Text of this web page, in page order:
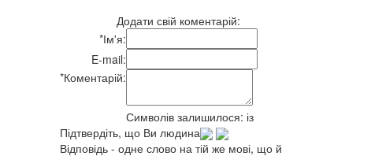
Додати свій коментарій:
*Ім'я:
E-mail:
*Коментарій:
Символів залишилося: із
Підтвердіть, що Ви людина
Відповідь - одне слово на тій же мові, що й